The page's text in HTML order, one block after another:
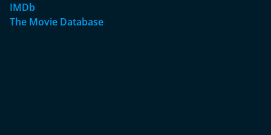
IMDb
The Movie Database